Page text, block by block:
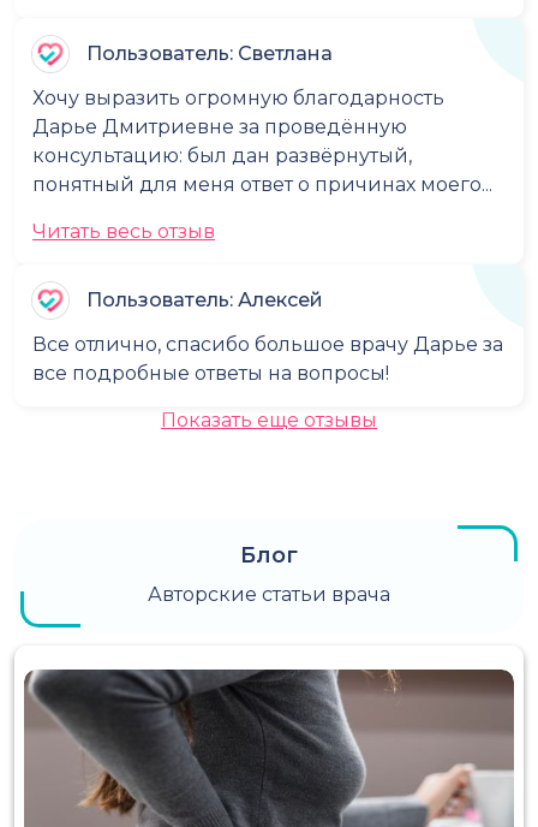
Пользователь: Светлана
Хочу выразить огромную благодарность
Дарье Дмитриевне за проведённую
консультацию: был дан развёрнутый,
понятный для меня ответ о причинах моего...
Читать весь отзыв
Пользователь: Алексей
Все отлично, спасибо большое врачу Дарье за
все подробные ответы на вопросы!
Показать еще отзывы
Блог
Авторские статьи врача